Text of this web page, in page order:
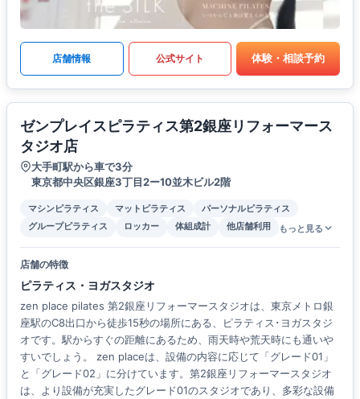
店舗情報 公式サイト 体験・相談予約
ゼンプレイスピラティス第2銀座リフォーマース
タジオ店
大手町駅から車で3分
東京都中央区銀座3丁目2ー10並木ビル2階
マシンピラティス マットピラティス
パーソナルピラティス
グループピラティス
ロッカー 体組成計 他店舗利用 もっと見る
店舗の特徴
ピラティス・ヨガスタジオ
zen place pilates 第2銀座リフォーマースタジオは、東京メトロ銀
座駅のC8出口から徒歩15秒の場所にある、ピラティス･ヨガスタジ
オです。駅からすぐの距離にあるため、雨天時や荒天時にも通いや
すいでしょう。 zen placeは、設備の内容に応じて「グレード01」
と「グレード02」に分けています。第2銀座リフォーマースタジオ
は、より設備が充実したグレード01のスタジオであり、多彩な設備